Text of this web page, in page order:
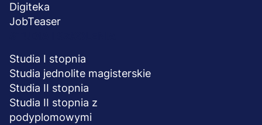
Digiteka
JobTeaser
Studia I stopnia
Studia jednolite magisterskie
Studia II stopnia
Studia II stopnia z
podyplomowymi